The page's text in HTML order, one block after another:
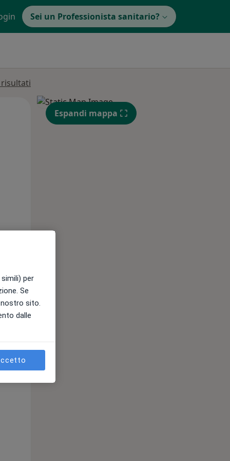
Sei un Professionista sanitario?
Mer, Gio,
13 Ago
Espandi mappa
per
Se
sito.
dalle